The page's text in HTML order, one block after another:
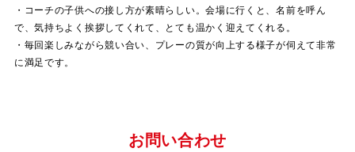
・コーチの子供への接し方が素晴らしい。会場に行くと、名前を呼ん
で、気持ちよく挨拶してくれて、とても温かく迎えてくれる。
・毎回楽しみながら競い合い、プレーの質が向上する様子が伺えて非常
に満足です。
お問い合わせ